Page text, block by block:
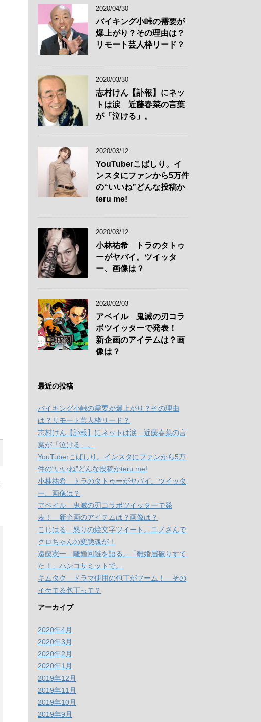
2020/04/30
バイキング小峠の需要が
爆上がり？その理由は？
リモート芸人枠リード？
2020/03/30
志村けん【訃報】にネッ
トは涙 近藤春菜の言葉
が「泣ける」。
2020/03/12
YouTuberこばしり。イ
ンスタにファンから5万件
の“いいね”どんな投稿か
teru me!
2020/03/12
小林祐希 トラのタトゥ
ーがヤバイ。ツイッタ
ー、画像は？
2020/02/03
アベイル 鬼滅の刃コラ
ボツイッターで発表！
新企画のアイテムは？画
像は？
最近の投稿
バイキング小峠の需要が爆上がり？その理由
は？リモート芸人枠リード？
志村けん【訃報】にネットは涙 近藤春菜の言
葉が「泣ける」。
YouTuberこばしり。インスタにファンから5万
件の“いいね”どんな投稿かteru me!
小林祐希 トラのタトゥーがヤバイ。ツイッタ
ー、画像は？
アベイル 鬼滅の刃コラボツイッターで発
表！ 新企画のアイテムは？画像は？
こじはる 怒りの絵文字ツイート。ニノさんで
クロちゃんの変態魂が！
遠藤憲一 離婚回避を語る。「離婚届破りすて
た！」ハンコサミットで。
キムタク ドラマ使用の包丁がブーム！ その
イケてる包丁って？
アーカイブ
2020年4月
2020年3月
2020年2月
2020年1月
2019年12月
2019年11月
2019年10月
2019年9月